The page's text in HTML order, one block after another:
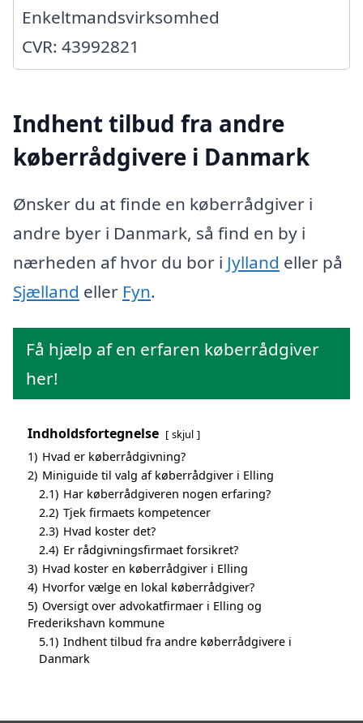
Enkeltmandsvirksomhed
CVR: 43992821
Indhent tilbud fra andre
køberrådgivere i Danmark
Ønsker du at finde en køberrådgiver i
andre byer i Danmark, så find en by i
nærheden af hvor du bor i Jylland eller på
Sjælland eller Fyn.
Få hjælp af en erfaren køberrådgiver
her!
Indholdsfortegnelse skjul
1) Hvad er køberrådgivning?
2) Miniguide til valg af køberrådgiver i Elling
2.1) Har køberrådgiveren nogen erfaring?
2.2) Tjek firmaets kompetencer
2.3) Hvad koster det?
2.4) Er rådgivningsfirmaet forsikret?
3) Hvad koster en køberrådgiver i Elling
4) Hvorfor vælge en lokal køberrådgiver?
5) Oversigt over advokatfirmaer i Elling og
Frederikshavn kommune
5.1) Indhent tilbud fra andre køberrådgivere i
Danmark